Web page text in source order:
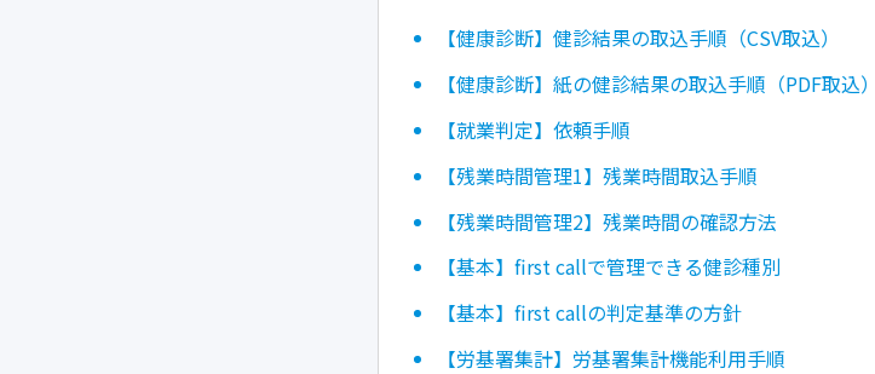
【健康診断】健診結果の取込手順（CSV取込）
【健康診断】紙の健診結果の取込手順（PDF取込）
【就業判定】依頼手順
【残業時間管理1】残業時間取込手順
【残業時間管理2】残業時間の確認方法
【基本】first callで管理できる健診種別
【基本】first callの判定基準の方針
【労基署集計】労基署集計機能利用手順